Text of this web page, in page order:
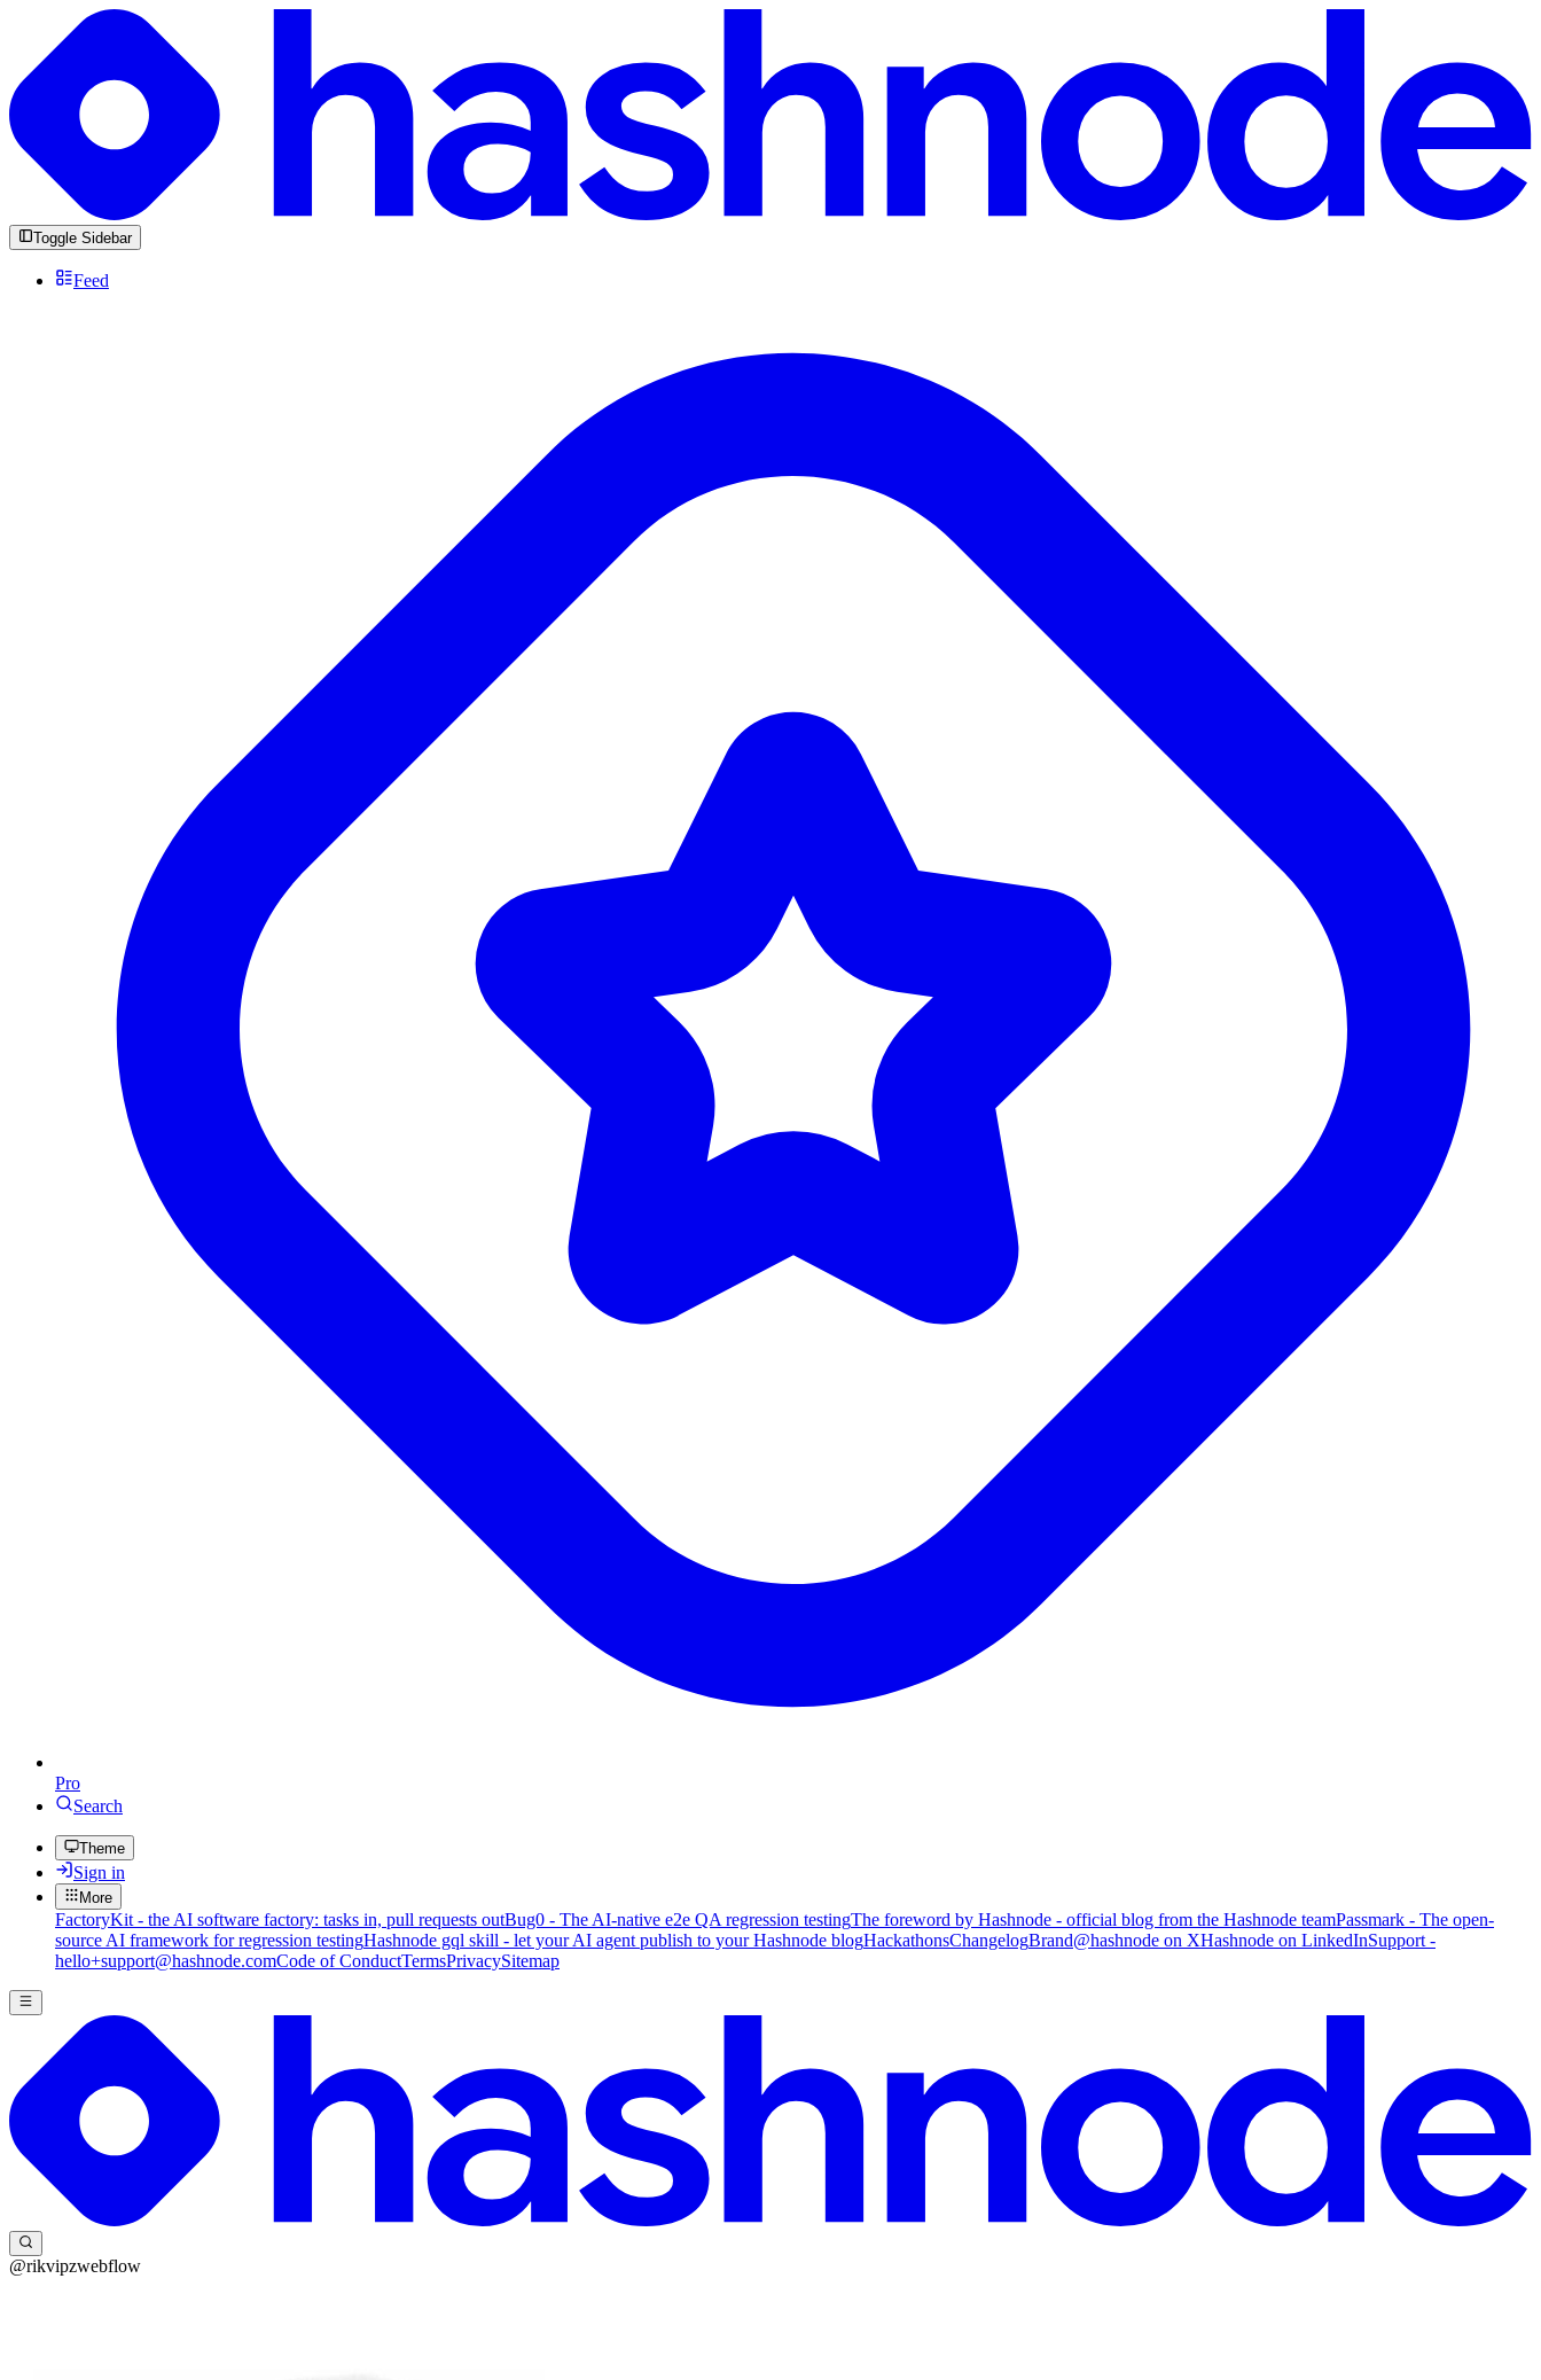
Toggle Sidebar
Feed
Pro
Search
Theme
Sign in
More
FactoryKit - the AI software factory: tasks in, pull requests outBug0 - The AI-native e2e QA regression testingThe foreword by Hashnode - official blog from the Hashnode teamPassmark - The open-
source AI framework for regression testingHashnode gql skill - let your AI agent publish to your Hashnode blogHackathonsChangelogBrand@hashnode on XHashnode on LinkedInSupport -
hello+support@hashnode.comCode of ConductTermsPrivacySitemap
@rikvipzwebflow